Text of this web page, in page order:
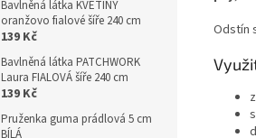
Bavlněná látka KVĚTINY
oranžovo fialové šíře 240 cm
139 Kč
Bavlněná látka PATCHWORK
Laura FIALOVÁ šíře 240 cm
139 Kč
Pruženka guma prádlová 5 cm
BÍLÁ
Odstín